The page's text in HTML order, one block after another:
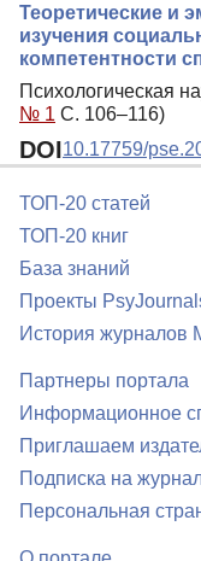
Теоретические и
изучения
компетентности
Психологическая
№ 1 С. 106–116)
DOI10.17759/
ТОП-20 статей
ТОП-20 книг
База знаний
Проекты
История
Партнеры портала
Информационное
Приглашаем
Подписка на
Персональная